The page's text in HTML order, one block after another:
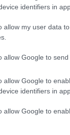
identifiers in
allow my user data
allow Google to
allow Google to
identifiers in
allow Google to